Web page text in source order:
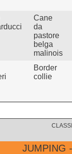
Cane
da
pastore
belga
malinois
Border
collie
JUMPING